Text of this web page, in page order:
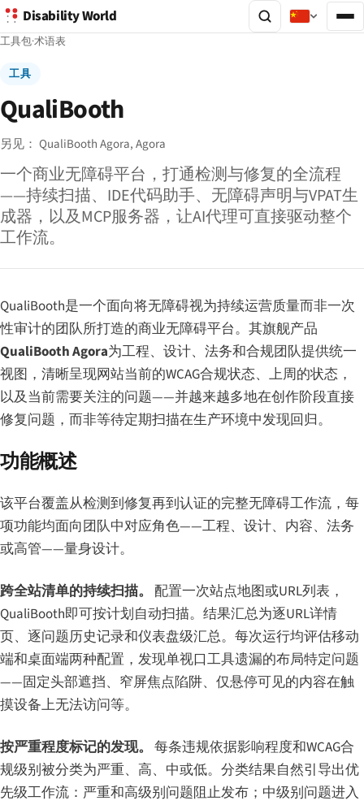
Disability World
工具包·术语表
工具
QualiBooth
另见： QualiBooth Agora,Agora
一个商业无障碍平台，打通检测与修复的全流程
——持续扫描、IDE代码助手、无障碍声明与VPAT生
成器，以及MCP服务器，让AI代理可直接驱动整个
工作流。
QualiBooth是一个面向将无障碍视为持续运营质量而非一次
性审计的团队所打造的商业无障碍平台。其旗舰产品
QualiBooth Agora为工程、设计、法务和合规团队提供统一
视图，清晰呈现网站当前的WCAG合规状态、上周的状态，
以及当前需要关注的问题——并越来越多地在创作阶段直接
修复问题，而非等待定期扫描在生产环境中发现回归。
功能概述
该平台覆盖从检测到修复再到认证的完整无障碍工作流，每
项功能均面向团队中对应角色——工程、设计、内容、法务
或高管——量身设计。
跨全站清单的持续扫描。 配置一次站点地图或URL列表，
QualiBooth即可按计划自动扫描。结果汇总为逐URL详情
页、逐问题历史记录和仪表盘级汇总。每次运行均评估移动
端和桌面端两种配置，发现单视口工具遗漏的布局特定问题
——固定头部遮挡、窄屏焦点陷阱、仅悬停可见的内容在触
摸设备上无法访问等。
按严重程度标记的发现。 每条违规依据影响程度和WCAG合
规级别被分类为严重、高、中或低。分类结果自然引导出优
先级工作流：严重和高级别问题阻止发布；中级别问题进入